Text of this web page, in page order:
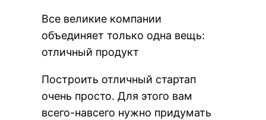
Все великие компании
объединяет только одна вещь:
отличный продукт
Построить отличный стартап
очень просто. Для этого вам
всего-навсего нужно придумать